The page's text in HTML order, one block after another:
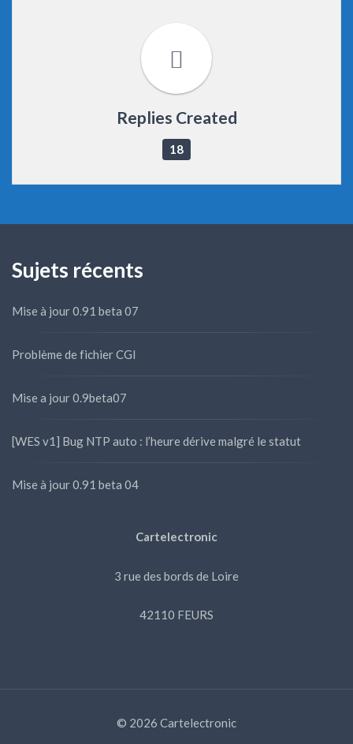
Replies Created
18
Sujets récents
Mise à jour 0.91 beta 07
Problème de fichier CGI
Mise a jour 0.9beta07
[WES v1] Bug NTP auto : l’heure dérive malgré le statut
Mise à jour 0.91 beta 04
Cartelectronic
3 rue des bords de Loire
42110 FEURS
© 2026 Cartelectronic